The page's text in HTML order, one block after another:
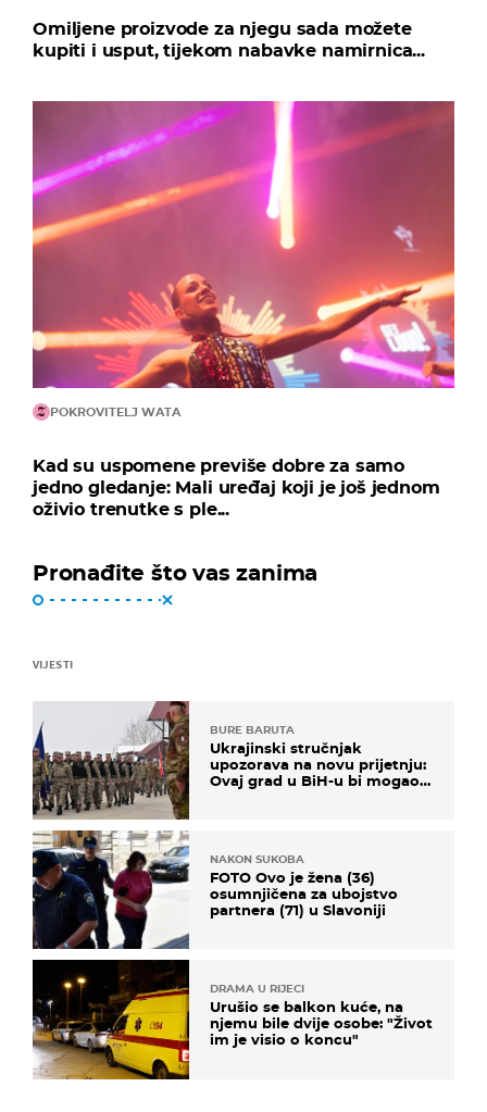
Omiljene proizvode za njegu sada možete
kupiti i usput, tijekom nabavke namirnica...
POKROVITELJ WATA
Kad su uspomene previše dobre za samo
jedno gledanje: Mali uređaj koji je još jednom
oživio trenutke s ple...
Pronađite što vas zanima
VIJESTI
BURE BARUTA
Ukrajinski stručnjak
upozorava na novu prijetnju:
Ovaj grad u BiH-u bi mogao
NAKON SUKOBA
FOTO Ovo je žena (36)
osumnjičena za ubojstvo
partnera (71) u Slavoniji
DRAMA U RIJECI
Urušio se balkon kuće, na
njemu bile dvije osobe: "Život
im je visio o koncu"